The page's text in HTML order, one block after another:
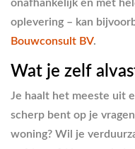
onafhankelijk en met
oplevering – kan
Bouwconsult BV.
Wat je zelf
Je haalt het meeste uit
scherp bent op je
woning? Wil je